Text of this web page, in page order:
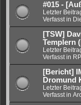
#015 -
Letzter
Verfasst in
[TSW]
Templern
Letzter
Verfasst in
[Bericht]
Dromund
Letzter
Verfasst in